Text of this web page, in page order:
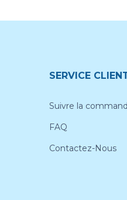
SERVICE
Suivre la
FAQ
Contactez-Nous